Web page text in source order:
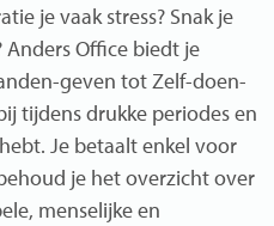
je vaak stress? Snak je
Office biedt je
geven tot Zelf-doen-
tijdens drukke periodes en
Je betaalt enkel voor
je het overzicht over
menselijke en